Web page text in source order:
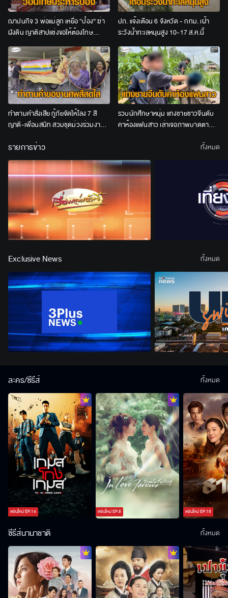
ฌาปนกิจ 3 พ่อแม่ลูก เหยื่อ “ป๋อง” ฆ่า
ฝังดิน ญาติสาปแช่งขอให้ต้องโทษ
ประหาร
ปภ. แจ้งเตือน 6 จังหวัด - กทม. เฝ้า
ระวังน้ำทะเลหนุนสูง 10-17 ส.ค.นี้
ทำตามคำสั่งเสีย กู้ภัยจัดให้โลง 7 สี
ญาติ-เพื่อนสนิท สวมชุดม่วงร่วมงาน
รวบนักศึกษาหนุ่ม แทงชายชาวจีนดับ
คาห้องแฟนสาว เล่าเจอภาพบาดตา
รายการข่าว ทั้งหมด
Exclusive News ทั้งหมด
ละคร/ซีรีส์
ตอนใหม่EP.14 ตอนใหม่EP.8 ตอนใหม่EP.18
ทั้งหมด
ซีรีส์นานาชาติ ทั้งหมด